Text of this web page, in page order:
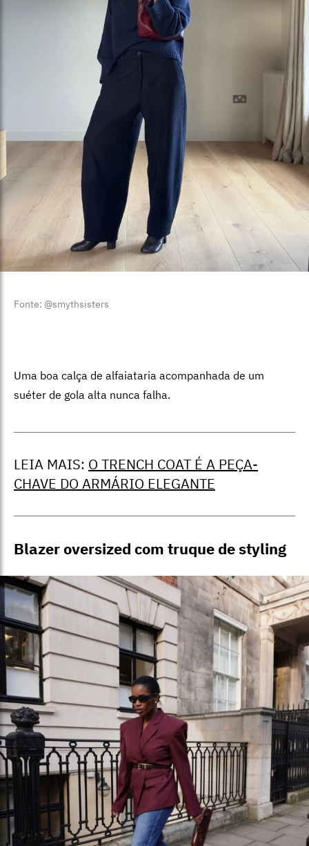
Fonte: @smythsisters
Uma boa calça de alfaiataria acompanhada de um
suéter de gola alta nunca falha.
LEIA MAIS: O TRENCH COAT É A PEÇA-
CHAVE DO ARMÁRIO ELEGANTE
Blazer oversized com truque de styling